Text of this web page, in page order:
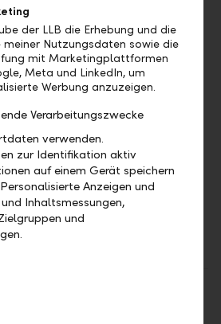
Liechtenstein
AG
der LLB die Erhebung und die
meiner Nutzungsdaten sowie die
mit Marketingplattformen
Meta und LinkedIn, um
Werbung anzuzeigen.
Verarbeitungszwecke
verwenden.
zur Identifikation aktiv
auf einem Gerät speichern
Anzeigen und
Inhaltsmessungen,
und